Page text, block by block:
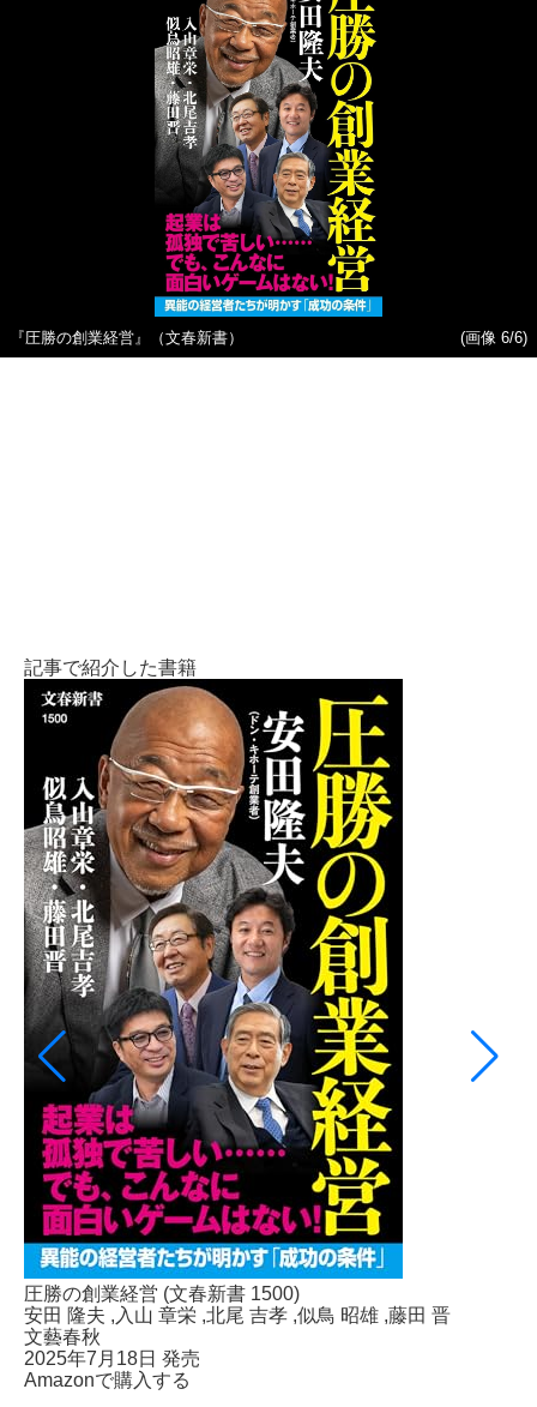
『圧勝の創業経営』（文春新書） (画像 6/6)
記事で紹介した書籍
圧勝の創業経営 (文春新書 1500)
安田 隆夫 ,入山 章栄 ,北尾 吉孝 ,似鳥 昭雄 ,藤田 晋
文藝春秋
2025年7月18日 発売
Amazonで購入する